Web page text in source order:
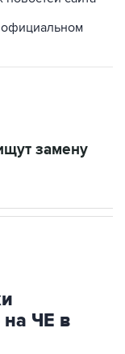
официальном
замену
на ЧЕ в